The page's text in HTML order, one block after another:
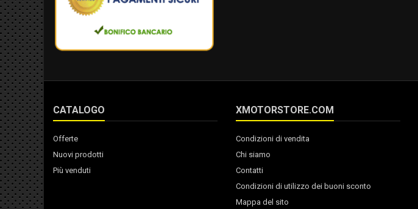
CATALOGO
Offerte
Nuovi prodotti
Più venduti
XMOTORSTORE.COM
Condizioni di vendita
Chi siamo
Contatti
Condizioni di utilizzo dei buoni sconto
Mappa del sito